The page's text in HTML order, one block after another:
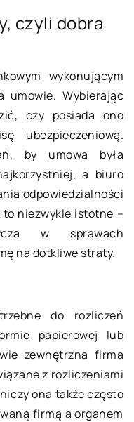
czyli dobra
wykonującym
umowie. Wybierając
czy posiada ono
ubezpieczeniową.
by umowa była
a biuro
odpowiedzialności
to niezwykle istotne –
w sprawach
na dotkliwe straty.
do rozliczeń
papierowej lub
zewnętrzna firma
z rozliczeniami
ona także często
firmą a organem